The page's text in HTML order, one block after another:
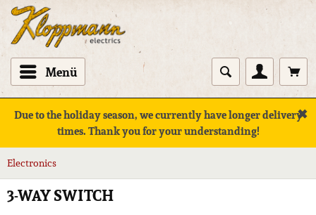
Menü
Due to the holiday season, we currently have longer delivery
times. Thank you for your understanding!
✖
Electronics
3-WAY SWITCH